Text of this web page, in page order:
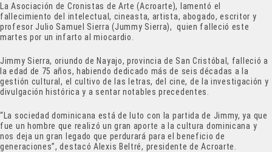
La Asociación de Cronistas de Arte (Acroarte), lamentó el
fallecimiento del intelectual, cineasta, artista, abogado, escritor y
profesor Julio Samuel Sierra (Jummy Sierra), quien falleció este
martes por un infarto al miocardio.
Jimmy Sierra, oriundo de Nayajo, provincia de San Cristóbal, falleció a
la edad de 75 años, habiendo dedicado más de seis décadas a la
gestión cultural, el cultivo de las letras, del cine, de la investigación y
divulgación histórica y a sentar notables precedentes.
“La sociedad dominicana está de luto con la partida de Jimmy, ya que
fue un hombre que realizó un gran aporte a la cultura dominicana y
nos deja un gran legado que perdurará para el beneficio de
generaciones”, destacó Alexis Beltré, presidente de Acroarte.